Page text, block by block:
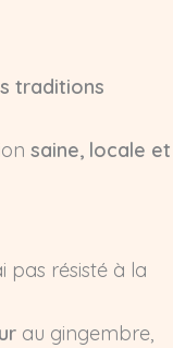
traditions
saine, locale et
pas résisté à la
au gingembre,